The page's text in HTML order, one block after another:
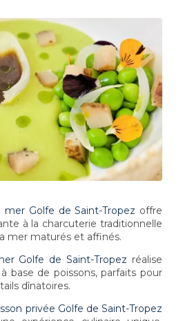
mer Golfe de Saint-Tropez offre
à la charcuterie traditionnelle
mer maturés et affinés.
Golfe de Saint-Tropez réalise
base de poissons, parfaits pour
dînatoires.
privée Golfe de Saint-Tropez